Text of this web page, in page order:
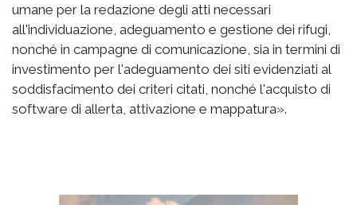
umane per la redazione degli atti necessari
all'individuazione, adeguamento e gestione dei rifugi,
nonché in campagne di comunicazione, sia in termini di
investimento per l'adeguamento dei siti evidenziati al
soddisfacimento dei criteri citati, nonché l'acquisto di
software di allerta, attivazione e mappatura».